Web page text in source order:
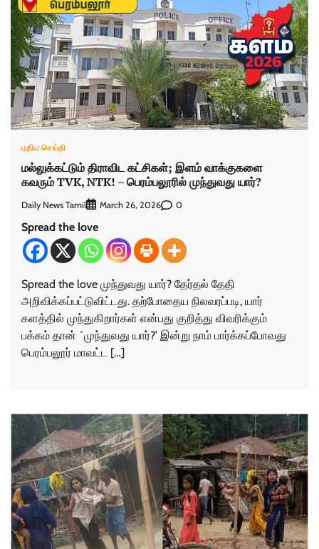
புதிய செய்தி
மல்லுக்கட்டும் திராவிட கட்சிகள்; இளம் வாக்குகளை
கவரும் TVK, NTK! – பெரம்பலூரில் முந்துவது யார்?
Daily News Tamil March 26, 2026 0
Spread the love
Spread the love முந்துவது யார்? தேர்தல் தேதி
அறிவிக்கப்பட்டுவிட்டது. தற்போதைய நிலவரப்படி, யார்
களத்தில் முந்துகிறார்கள் என்பது குறித்து விவரிக்கும்
பக்கம் தான் `முந்துவது யார்?’ இன்று நாம் பார்க்கப்போவது
பெரம்பலூர் மாவட்ட […]